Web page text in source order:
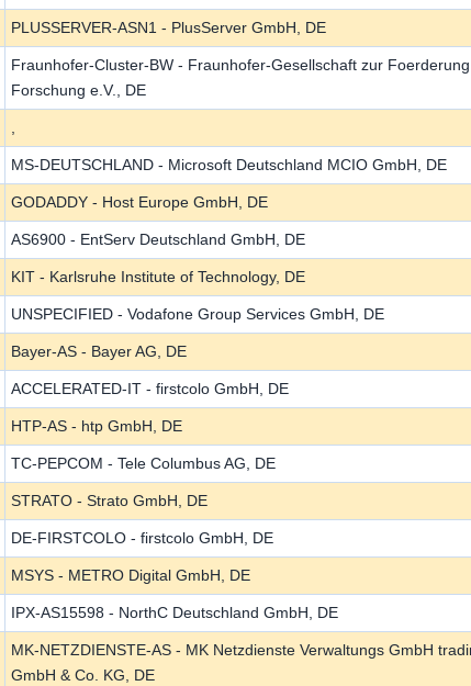
PLUSSERVER-ASN1 - PlusServer GmbH, DE
Fraunhofer-Cluster-BW - Fraunhofer-Gesellschaft zur
Forschung e.V., DE
MS-DEUTSCHLAND - Microsoft Deutschland MCIO GmbH, DE
GODADDY - Host Europe GmbH, DE
AS6900 - EntServ Deutschland GmbH, DE
KIT - Karlsruhe Institute of Technology, DE
UNSPECIFIED - Vodafone Group Services GmbH, DE
Bayer-AS - Bayer AG, DE
ACCELERATED-IT - firstcolo GmbH, DE
HTP-AS - htp GmbH, DE
TC-PEPCOM - Tele Columbus AG, DE
STRATO - Strato GmbH, DE
DE-FIRSTCOLO - firstcolo GmbH, DE
MSYS - METRO Digital GmbH, DE
IPX-AS15598 - NorthC Deutschland GmbH, DE
MK-NETZDIENSTE-AS - MK Netzdienste Verwaltungs GmbH
GmbH & Co. KG, DE